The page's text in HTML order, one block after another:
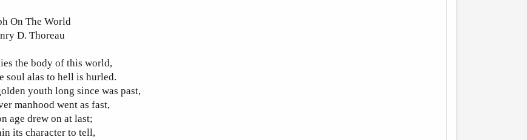
On The World
D. Thoreau
the body of this world,
soul alas to hell is hurled.
youth long since was past,
manhood went as fast,
age drew on at last;
its character to tell,